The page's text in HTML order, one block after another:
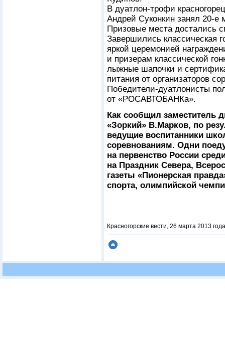
В дуатлон-трофи
Андрей Суконкин занял 20-е
Призовые места достались
Завершились классическая
яркой церемонией
и призерам классической
лыжные шапочки и
питания от организаторов
Победители-дуатлонисты
от «РОСАВТОБАНКа».
Как сообщил
«Зоркий» В.Марков, по
ведущие воспитанники
соревнованиям. Одни
на первенство России
на Праздник Севера,
газеты «Пионерская
спорта, олимпийской
Красногорские вести, 26 марта 2013